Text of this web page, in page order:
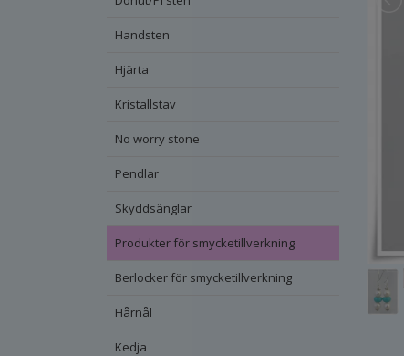
Handsten
Hjärta
Kristallstav
No worry stone
Pendlar
Skyddsänglar
Produkter för smycketillverkning
Berlocker för smycketillverkning
Hårnål
Kedja